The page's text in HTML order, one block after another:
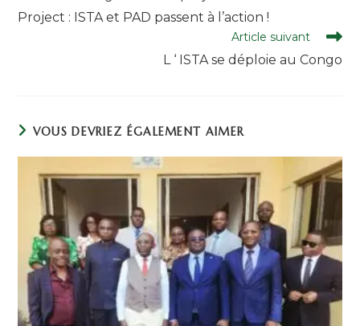
Project : ISTA et PAD passent à l’action !
Article suivant
L ‘ ISTA se déploie au Congo
VOUS DEVRIEZ ÉGALEMENT AIMER